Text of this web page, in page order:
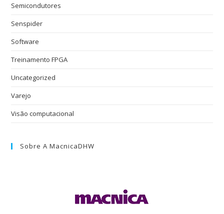
Semicondutores
Senspider
Software
Treinamento FPGA
Uncategorized
Varejo
Visão computacional
Sobre A MacnicaDHW